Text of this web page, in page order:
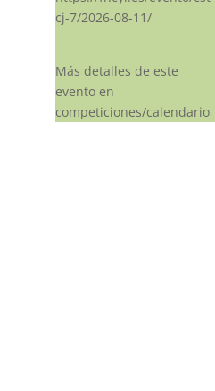
cj-7/2026-08-11/
Más detalles de este
evento en
competiciones/calendario